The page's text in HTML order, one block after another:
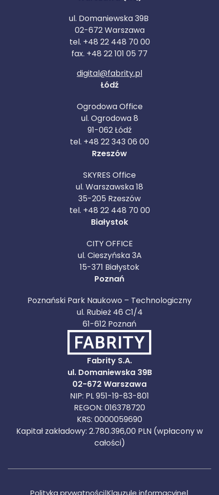
ul. Domaniewska 39B
02-672 Warszawa
tel. +48 22 448 70 00
fax. +48 22 101 05 77
digital@fabrity.pl
Łódź
Ogrodowa Office
ul. Ogrodowa 8
91-062 Łódź
tel. +48 22 343 06 00
Rzeszów
SKYRES Office
ul. Warszawska 18
35-205 Rzeszów
tel. +48 22 448 70 00
Białystok
CITY OFFICE
ul. Cieszyńska 3A
15-371 Białystok
Poznań
Poznański Park Naukowo – Technologiczny
ul. Rubież 46 C1/4
61-612 Poznań
Fabrity S.A.
ul. Domaniewska 39B
02-672 Warszawa
NIP: PL 951-19-83-801
REGON: 016378720
KRS: 0000059690
Kapitał zakładowy: 2.780.396,00 PLN (wpłacony w
całości)
Polityka prywatności|Klauzule informacyjne|